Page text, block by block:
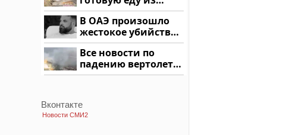
магазина: список
В ОАЭ произошло
жестокое убийство
криптомиллионера
Все новости по
падению вертолета
на Кавказе: читать
Вконтакте
Новости СМИ2